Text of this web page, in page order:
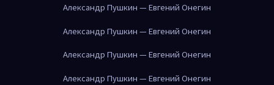
Александр Пушкин — Евгений Онегин
Александр Пушкин — Евгений Онегин
Александр Пушкин — Евгений Онегин
Александр Пушкин — Евгений Онегин